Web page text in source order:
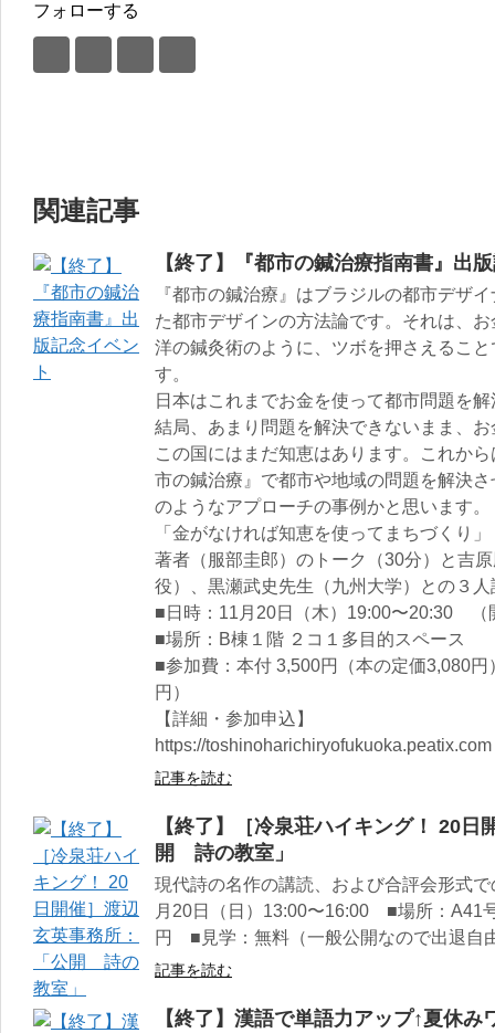
フォローする
関連記事
【終了】『都市の鍼治療指南書』出
『都市の鍼治療』はブラジルの都市デザ
た都市デザインの方法論です。それは、
洋の鍼灸術のように、ツボを押さえるこ
す。
日本はこれまでお金を使って都市問題を
結局、あまり問題を解決できないまま、
この国にはまだ知恵はあります。これか
市の鍼治療』で都市や地域の問題を解決
のようなアプローチの事例かと思います。
「金がなければ知恵を使ってまちづくり」
著者（服部圭郎）のトーク（30分）と吉
役）、黒瀬武史先生（九州大学）との３人
■日時：11月20日（木）19:00〜20:30 （
■場所：B棟１階 ２コ１多目的スペース
■参加費：本付 3,500円（本の定価3,080
円）
【詳細・参加申込】
https://toshinoharichiryofukuoka.peatix.com
記事を読む
【終了】［冷泉荘ハイキング！ 20
開 詩の教室」
現代詩の名作の講読、および合評会形式
月20日（日）13:00〜16:00 ■場所：A41
円 ■見学：無料（一般公開なので出退自
記事を読む
【終了】漢語で単語力アップ↑夏休